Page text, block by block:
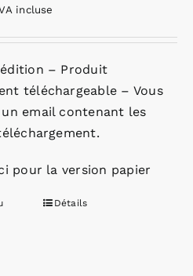
incluse
– Produit
téléchargeable – Vous
email contenant les
pour la version papier
Détails